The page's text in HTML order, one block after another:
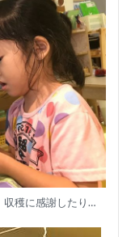
収穫に感謝したり…